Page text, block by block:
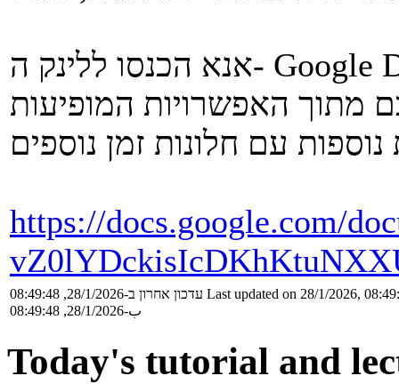
אנא הכנסו ללינק ה- Google Docs והרשמו באחת הטבלאות מתוך
https://docs.google.com/
עדכון אחרון ב-28/1/2026, 08:49:48 Last updated on 28/1/2026,
ب-28/1/2026, 08:49:48
Today's tutorial and